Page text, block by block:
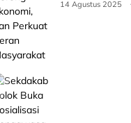
Perkuat Peran
14 Agustus 2025